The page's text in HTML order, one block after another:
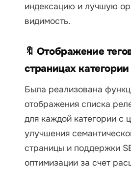
индексацию и лучшую
видимость.
🔖 Отображение
страницах категории
Была реализована
отображения списка
для каждой категории с
улучшения
страницы и поддержки
оптимизации за счет